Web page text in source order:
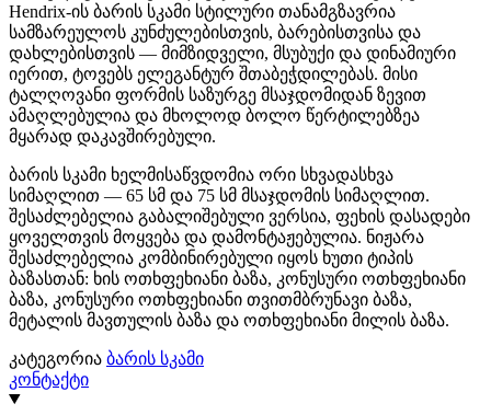
Hendrix-ის ბარის სკამი სტილური თანამგზავრია
სამზარეულოს კუნძულებისთვის, ბარებისთვისა და
დახლებისთვის — მიმზიდველი, მსუბუქი და დინამიური
იერით, ტოვებს ელეგანტურ შთაბეჭდილებას. მისი
ტალღოვანი ფორმის საზურგე მსაჯდომიდან ზევით
ამაღლებულია და მხოლოდ ბოლო წერტილებზეა
მყარად დაკავშირებული.
ბარის სკამი ხელმისაწვდომია ორი სხვადასხვა
სიმაღლით — 65 სმ და 75 სმ მსაჯდომის სიმაღლით.
შესაძლებელია გაბალიშებული ვერსია, ფეხის დასადები
ყოველთვის მოყვება და დამონტაჟებულია. ნიჟარა
შესაძლებელია კომბინირებული იყოს ხუთი ტიპის
ბაზასთან: ხის ოთხფეხიანი ბაზა, კონუსური ოთხფეხიანი
ბაზა, კონუსური ოთხფეხიანი თვითმბრუნავი ბაზა,
მეტალის მავთულის ბაზა და ოთხფეხიანი მილის ბაზა.
კატეგორია ბარის სკამი
კონტაქტი